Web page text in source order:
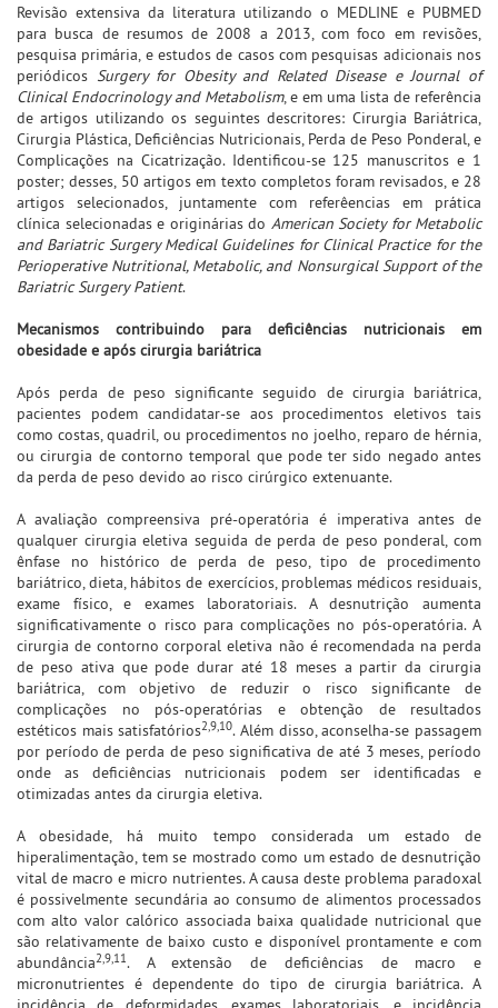
Revisão extensiva da literatura utilizando o MEDLINE e PUBMED
para busca de resumos de 2008 a 2013, com foco em revisões,
pesquisa primária, e estudos de casos com pesquisas adicionais nos
periódicos Surgery for Obesity and Related Disease e Journal of
Clinical Endocrinology and Metabolism, e em uma lista de referência
de artigos utilizando os seguintes descritores: Cirurgia Bariátrica,
Cirurgia Plástica, Deficiências Nutricionais, Perda de Peso Ponderal, e
Complicações na Cicatrização. Identificou-se 125 manuscritos e 1
poster; desses, 50 artigos em texto completos foram revisados, e 28
artigos selecionados, juntamente com referêencias em prática
clínica selecionadas e originárias do American Society for Metabolic
and Bariatric Surgery Medical Guidelines for Clinical Practice for the
Perioperative Nutritional, Metabolic, and Nonsurgical Support of the
Bariatric Surgery Patient.
Mecanismos contribuindo para deficiências nutricionais em
obesidade e após cirurgia bariátrica
Após perda de peso significante seguido de cirurgia bariátrica,
pacientes podem candidatar-se aos procedimentos eletivos tais
como costas, quadril, ou procedimentos no joelho, reparo de hérnia,
ou cirurgia de contorno temporal que pode ter sido negado antes
da perda de peso devido ao risco cirúrgico extenuante.
A avaliação compreensiva pré-operatória é imperativa antes de
qualquer cirurgia eletiva seguida de perda de peso ponderal, com
ênfase no histórico de perda de peso, tipo de procedimento
bariátrico, dieta, hábitos de exercícios, problemas médicos residuais,
exame físico, e exames laboratoriais. A desnutrição aumenta
significativamente o risco para complicações no pós-operatória. A
cirurgia de contorno corporal eletiva não é recomendada na perda
de peso ativa que pode durar até 18 meses a partir da cirurgia
bariátrica, com objetivo de reduzir o risco significante de
complicações no pós-operatórias e obtenção de resultados
estéticos mais satisfatórios2,9,10. Além disso, aconselha-se passagem
por período de perda de peso significativa de até 3 meses, período
onde as deficiências nutricionais podem ser identificadas e
otimizadas antes da cirurgia eletiva.
A obesidade, há muito tempo considerada um estado de
hiperalimentação, tem se mostrado como um estado de desnutrição
vital de macro e micro nutrientes. A causa deste problema paradoxal
é possivelmente secundária ao consumo de alimentos processados
com alto valor calórico associada baixa qualidade nutricional que
são relativamente de baixo custo e disponível prontamente e com
abundância2,9,11. A extensão de deficiências de macro e
micronutrientes é dependente do tipo de cirurgia bariátrica. A